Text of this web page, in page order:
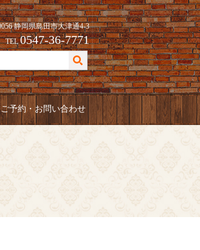
静岡県島田市大津通4-3
TEL0547-36-7771
ご予約・お問い合わせ